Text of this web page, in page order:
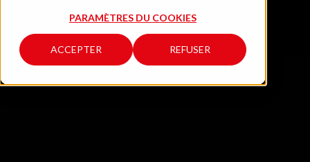
PARAMÈTRES DU COOKIES
ACCEPTER REFUSER